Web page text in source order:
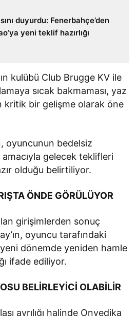
duyurdu: Fenerbahçe’den
yeni teklif hazırlığı
kulübü Club Brugge KV ile
sıcak bakmaması, yaz
bir gelişme olarak öne
oyuncunun bedelsiz
amacıyla gelecek teklifleri
olduğu belirtiliyor.
ÖNDE GÖRÜLÜYOR
girişimlerden sonuç
oyuncu tarafındaki
dönemde yeniden hamle
ifade ediliyor.
BELİRLEYİCİ OLABİLİR
ayrılığı halinde Onyedika